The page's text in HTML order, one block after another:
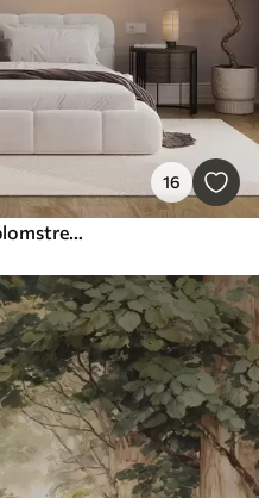
16
Abstrakt landskabskunst med blomstrende grene og hvide blomster, der hænger over en sø, bløde pastelfarver